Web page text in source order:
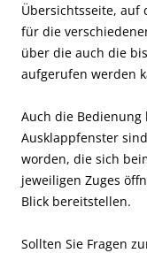
Übersichtsseite, auf
für die
über die auch die
aufgerufen werden
Auch die
Ausklappfenster
worden, die sich
jeweiligen Zuges
Blick bereitstellen.
Sollten Sie Fragen